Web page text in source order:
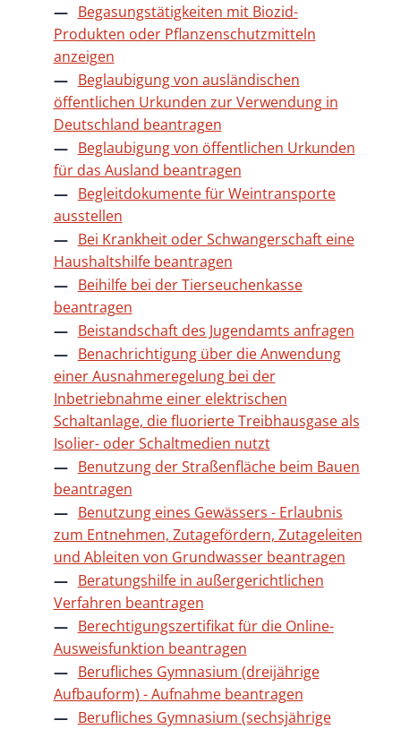
Begasungstätigkeiten mit Biozid-
Produkten oder Pflanzenschutzmitteln
anzeigen
Beglaubigung von ausländischen
öffentlichen Urkunden zur Verwendung in
Deutschland beantragen
Beglaubigung von öffentlichen Urkunden
für das Ausland beantragen
Begleitdokumente für Weintransporte
ausstellen
Bei Krankheit oder Schwangerschaft eine
Haushaltshilfe beantragen
Beihilfe bei der Tierseuchenkasse
beantragen
Beistandschaft des Jugendamts anfragen
Benachrichtigung über die Anwendung
einer Ausnahmeregelung bei der
Inbetriebnahme einer elektrischen
Schaltanlage, die fluorierte Treibhausgase als
Isolier- oder Schaltmedien nutzt
Benutzung der Straßenfläche beim Bauen
beantragen
Benutzung eines Gewässers - Erlaubnis
zum Entnehmen, Zutagefördern, Zutageleiten
und Ableiten von Grundwasser beantragen
Beratungshilfe in außergerichtlichen
Verfahren beantragen
Berechtigungszertifikat für die Online-
Ausweisfunktion beantragen
Berufliches Gymnasium (dreijährige
Aufbauform) - Aufnahme beantragen
Berufliches Gymnasium (sechsjährige